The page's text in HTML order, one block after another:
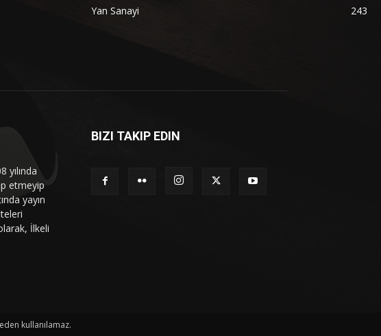
Yan Sanayi
243
yılında
etmeyip
yayın
İlkeli
BIZI TAKIP EDIN
kullanılamaz.